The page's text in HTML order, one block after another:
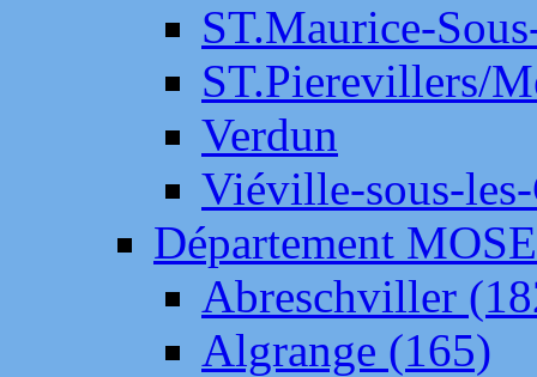
ST.Maurice-
ST.Pierevillers/
Verdun
Viéville-sous-
Département
Abreschviller
Algrange (165)